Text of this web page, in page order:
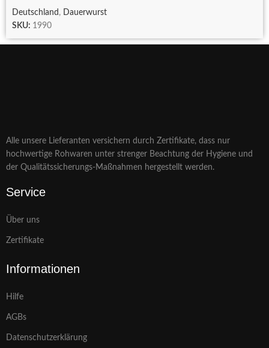
Deutschland , Dauerwurst
SKU: 1990
Alle unsere Lieferanten versichern durch Zertifikate, dass nur
hochwertige Rohwaren unter strenger Beachtung der Hygiene und
der Qualitätssicherungs-Maßnahmen hergestellt werden.
Service
Über uns
Zertifikate
Informationen
Hilfe
AGBs
Datenschutzerklärung